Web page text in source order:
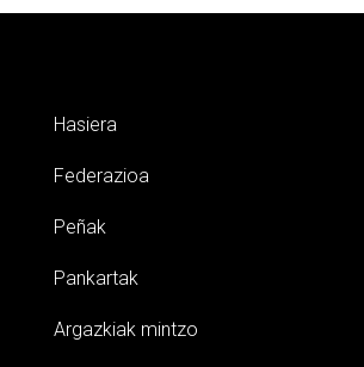
Hasiera
Federazioa
Peñak
Pankartak
Argazkiak mintzo